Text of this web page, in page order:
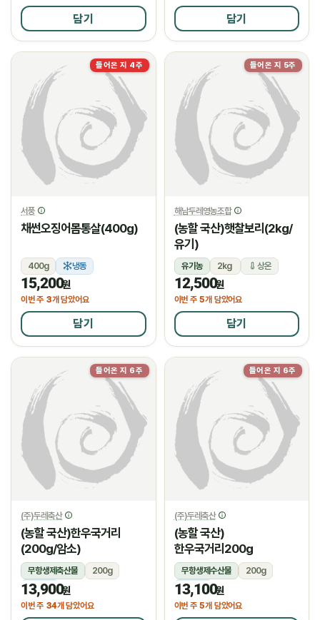
담기 담기
들어온 지 4주
서풍
채썬오징어몸통살(400g)
400g 냉동
15,200원
이번 주 3개 담았어요
담기
들어온 지 5주
해남두레영농조합
(농할 국산)햇찰보리(2kg/
유기)
유기농 2kg 상온
12,500원
이번 주 5개 담았어요
담기
들어온 지 6주
(주)두레축산
(농할 국산)한우국거리
(200g/암소)
무항생제축산물
200g
냉장
13,900원
이번 주 34개 담았어요
들어온 지 6주
(주)두레축산
(농할 국산)
한우국거리200g
무항생제수산물
200g
냉장
13,100원
이번 주 5개 담았어요